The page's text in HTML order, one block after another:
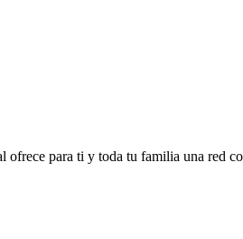
para ti y toda tu familia una red